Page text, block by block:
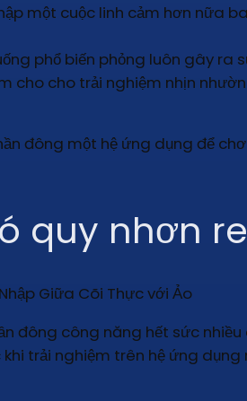
một cuộc linh cảm hơn nữa
phổ biến phỏng luôn gây ra
cho trải nghiệm nhịn
đông một hệ ứng dụng để
quy nhơn
đông công năng hết sức
trải nghiệm trên hệ ứng dụng